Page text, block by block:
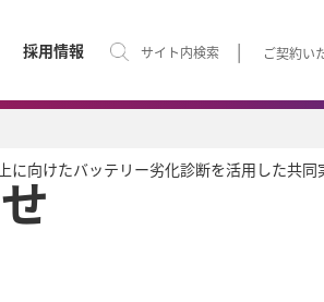
採用情報 サイト内検索 ご契約い
向けたバッテリー劣化診断を活用した共同